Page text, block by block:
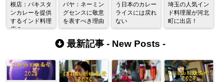
根店：パキスタ
ンカレーを提供
するインド料理
店？
バヤ：ネーミン
グセンスに敬意
を表すべき理由
う日本のカレー
ライスには戻れ
ない
埼玉の人気イン
ド料理屋が河北
町に出店！
最新記事 - New Posts -